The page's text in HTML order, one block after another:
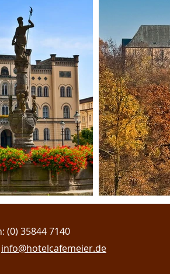
(0) 35844 7140
info@hotelcafemeier.de